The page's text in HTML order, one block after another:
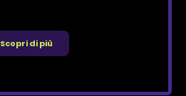
Scopri di più